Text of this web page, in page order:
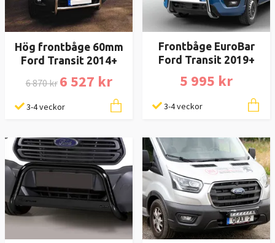
Hög frontbåge 60mm
Ford Transit 2014+
6 870 kr 6 527 kr
3-4 veckor
Frontbåge EuroBar
Ford Transit 2019+
5 995 kr
3-4 veckor